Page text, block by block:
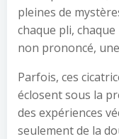
pleines de
chaque pli,
non prononcé,
Parfois, ces
éclosent sous la
des expériences
seulement de la